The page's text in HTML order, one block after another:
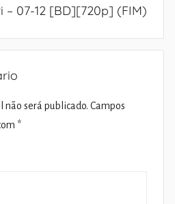
07-12 [BD][720p] (FIM)
não será publicado. Campos
*